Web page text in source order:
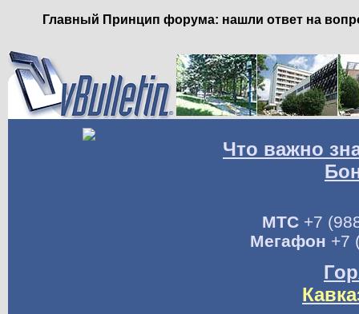
Главный Принцип форума: нашли ответ на
Что важно
МТС+7
Мегафон +7